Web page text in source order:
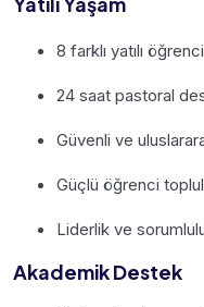
8 farklı yatılı
24 saat pastoral
Güvenli ve
Güçlü öğrenci
Liderlik ve
Akademik Destek